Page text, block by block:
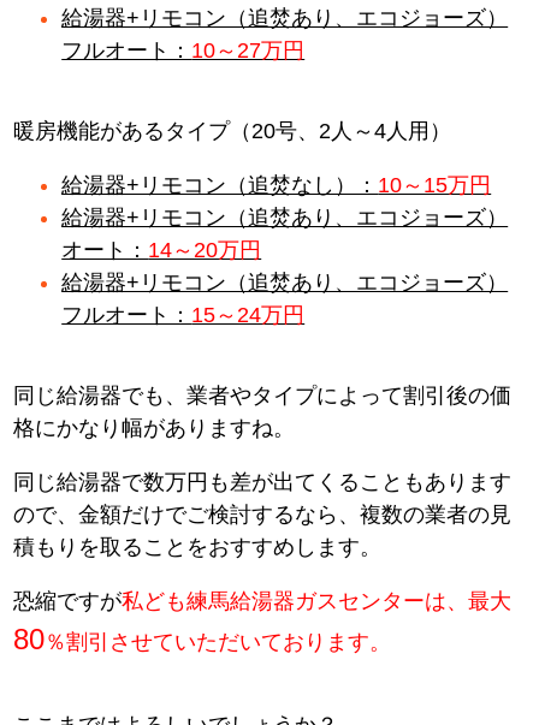
給湯器+リモコン（追焚あり、エコジョーズ）
フルオート： 10～27万円
暖房機能があるタイプ（20号、2人～4人用）
給湯器+リモコン（追焚なし）： 10～15万円
給湯器+リモコン（追焚あり、エコジョーズ）
オート： 14～20万円
給湯器+リモコン（追焚あり、エコジョーズ）
フルオート： 15～24万円
同じ給湯器でも、業者やタイプによって割引後の価
格にかなり幅がありますね。
同じ給湯器で数万円も差が出てくることもあります
ので、金額だけでご検討するなら、複数の業者の見
積もりを取ることをおすすめします。
恐縮ですが私ども練馬給湯器ガスセンターは、最大
80％割引させていただいております。